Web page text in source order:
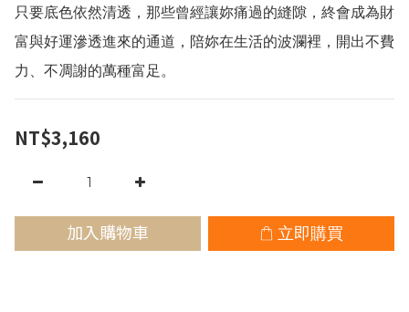
只要底色依然清透，那些曾經讓妳痛過的縫隙，終會成為財
富與好運滲透進來的通道，陪妳在生活的波瀾裡，開出不費
力、不凋謝的萬種富足。
NT$3,160
加入購物車 立即購買